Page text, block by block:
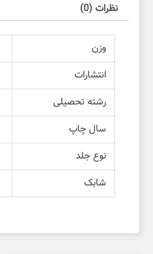
نظرات (0)
وزن
انتشارات
رشته تحصیلی
سال چاپ
نوع جلد
شابک